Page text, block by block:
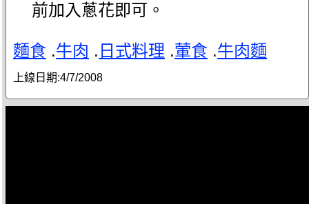
前加入蔥花即可。
麵食 .牛肉 . 日式料理 .葷食 .牛肉麵
上線日期:4/7/2008